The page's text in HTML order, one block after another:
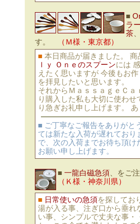
■
ラ
茶
す。
（Ｍ様・東京都）
■ 本日商品が届きました。
ｌｙ Ｏｎｅのスプーンには
えたく思いますが 今後もお
を拝見したいと思います。
それからＭａｓｓａｇｅＣ
り購入した私も大切に使わ
り急ぎお礼申し上げます。
■ ご丁寧なご報告をありがと
ては新たな入荷が遅れてお
で、次の入荷までお待ち頂
お願い申し上げます。
■ 一龍白磁急須 、をご
（Ｋ様・神奈川県）
■ 日常使いの急須を探してお
湯が入る事、注ぎ口から垂
い事、シンプルで丈夫な事